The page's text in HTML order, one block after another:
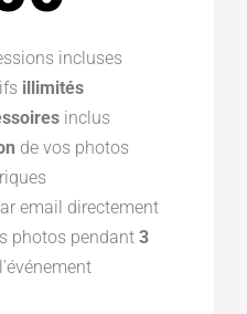
incluses
illimités
inclus
de vos photos
email directement
photos pendant 3